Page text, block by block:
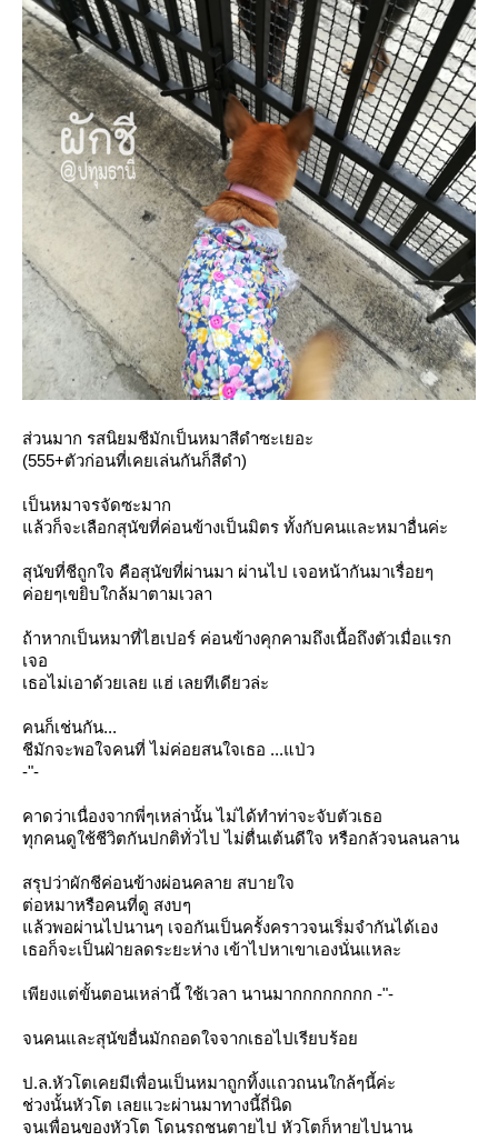
ส่วนมาก รสนิยมชีมักเป็นหมาสีดำซะเยอะ
(555+ตัวก่อนที่เคยเล่นกันก็สีดำ)
เป็นหมาจรจัดซะมาก
ล้วก็จะเลือกสุนัขที่ค่อนข้างเป็นมิตร ทั้งกับคนและหมาอื่นค่ะ
สุนัขที่ชีถูกใจ คือสุนัขที่ผ่านมา ผ่านไป เจอหน้ากันมาเรื่อยๆ
ค่อยๆเขยิบใกล้มาตามเวลา
ถ้าหากเป็นหมาที่ไฮเปอร์ ค่อนข้างคุกคามถึงเนื้อถึงตัวเมื่อแรก
เจอ
เธอไม่เอาด้วยเลย แฮ่ เลยทีเดียวล่ะ
คนก็เช่นกัน...
ชีมักจะพอใจคนที่ ไม่ค่อยสนใจเธอ ...แป่ว
-"-
คาดว่าเนื่องจากพี่ๆเหล่านั้น ไม่ได้ทำท่าจะจับตัวเธอ
ทุกคนดูใช้ชีวิตกันปกติทั่วไป ไม่ตื่นเต้นดีใจ หรือกลัวจนลนลาน
สรุปว่าผักชีค่อนข้างผ่อนคลาย สบายใจ
ต่อหมาหรือคนที่ดู สงบๆ
ล้วพอผ่านไปนานๆ เจอกันเป็นครั้งคราวจนเริ่มจำกันได้เอง
เธอก็จะเป็นฝ่ายลดระยะห่าง เข้าไปหาเขาเองนั่นแหละ
เพียงแต่ขั้นตอนเหล่านี้ ใช้เวลา นานมากกกกกกกก -"-
จนคนและสุนัขอื่นมักถอดใจจากเธอไปเรียบร้อ
ป.ล.หัวโตเคยมีเพื่อนเป็นหมาถูกทิ้งแถวถนนใกล้ๆนี้ค่ะ
ช่วงนั้นหัวโต เลยแวะผ่านมาทางนี้ถี่นิด
จนเพื่อนของหัวโต โดนรถชนตายไป หัวโตก็หายไปนาน